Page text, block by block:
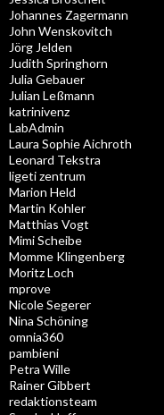
Johannes Zagermann
John Wenskovitch
Jörg Jelden
Judith Springhorn
Julia Gebauer
Julian Leßmann
katrinivenz
LabAdmin
Laura Sophie Aichroth
Leonard Tekstra
ligeti zentrum
Marion Held
Martin Kohler
Matthias Vogt
Mimi Scheibe
Momme Klingenberg
Moritz Loch
mprove
Nicole Segerer
Nina Schöning
omnia360
pambieni
Petra Wille
Rainer Gibbert
redaktionsteam